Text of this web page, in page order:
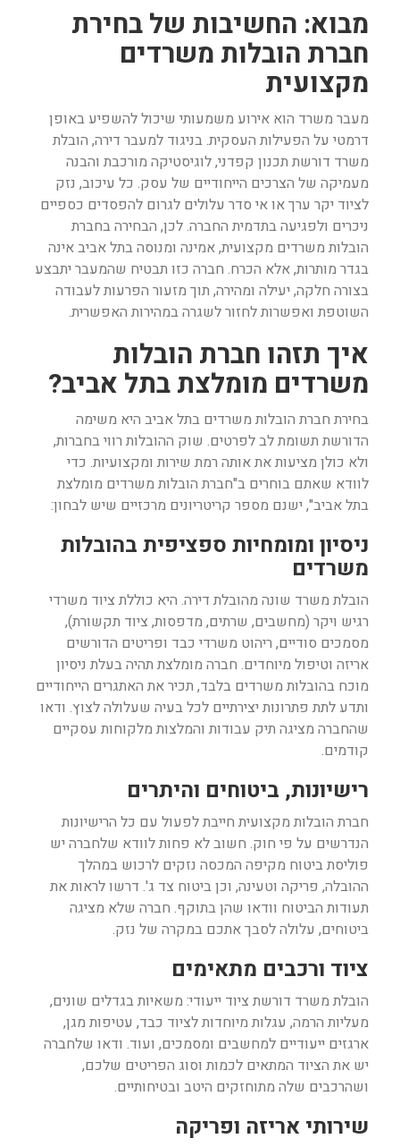
מבוא: החשיבות של בחירת
חברת הובלות משרדים
מקצועית
מעבר משרד הוא אירוע משמעותי שיכול להשפיע באופן
דרמטי על הפעילות העסקית. בניגוד למעבר דירה, הובלת
משרד דורשת תכנון קפדני, לוגיסטיקה מורכבת והבנה
מעמיקה של הצרכים הייחודיים של עסק. כל עיכוב, נזק
לציוד יקר ערך או אי סדר עלולים לגרום להפסדים כספיים
ניכרים ולפגיעה בתדמית החברה. לכן, הבחירה בחברת
הובלות משרדים מקצועית, אמינה ומנוסה בתל אביב אינה
בגדר מותרות, אלא הכרח. חברה כזו תבטיח שהמעבר יתבצע
בצורה חלקה, יעילה ומהירה, תוך מזעור הפרעות לעבודה
השוטפת ואפשרות לחזור לשגרה במהירות האפשרית.
איך תזהו חברת הובלות
משרדים מומלצת בתל אביב?
בחירת חברת הובלות משרדים בתל אביב היא משימה
הדורשת תשומת לב לפרטים. שוק ההובלות רווי בחברות,
ולא כולן מציעות את אותה רמת שירות ומקצועיות. כדי
לוודא שאתם בוחרים ב"חברת הובלות משרדים מומלצת
בתל אביב", ישנם מספר קריטריונים מרכזיים שיש לבחון:
ניסיון ומומחיות ספציפית בהובלות
משרדים
הובלת משרד שונה מהובלת דירה. היא כוללת ציוד משרדי
רגיש ויקר (מחשבים, שרתים, מדפסות, ציוד תקשורת),
מסמכים סודיים, ריהוט משרדי כבד ופריטים הדורשים
אריזה וטיפול מיוחדים. חברה מומלצת תהיה בעלת ניסיון
מוכח בהובלות משרדים בלבד, תכיר את האתגרים הייחודיים
ותדע לתת פתרונות יצירתיים לכל בעיה שעלולה לצוץ. ודאו
שהחברה מציגה תיק עבודות והמלצות מלקוחות עסקיים
קודמים.
רישיונות, ביטוחים והיתרים
חברת הובלות מקצועית חייבת לפעול עם כל הרישיונות
הנדרשים על פי חוק. חשוב לא פחות לוודא שלחברה יש
פוליסת ביטוח מקיפה המכסה נזקים לרכוש במהלך
ההובלה, פריקה וטעינה, וכן ביטוח צד ג'. דרשו לראות את
תעודות הביטוח וודאו שהן בתוקף. חברה שלא מציגה
ביטוחים, עלולה לסבך אתכם במקרה של נזק.
ציוד ורכבים מתאימים
הובלת משרד דורשת ציוד ייעודי: משאיות בגדלים שונים,
מעליות הרמה, עגלות מיוחדות לציוד כבד, עטיפות מגן,
ארגזים ייעודיים למחשבים ומסמכים, ועוד. ודאו שלחברה
יש את הציוד המתאים לכמות וסוג הפריטים שלכם,
ושהרכבים שלה מתוחזקים היטב ובטיחותיים.
שירותי אריזה ופריקה